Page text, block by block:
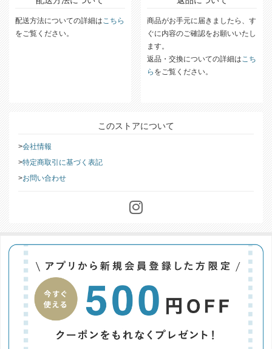
配送方法についての詳細はこちら
をご覧ください。
商品がお手元に届きましたら、す
ぐに内容のご確認をお願いいたし
ます。
返品・交換についての詳細はこち
ら をご覧ください。
このストアについて
会社情報
特定商取引に基づく表記
お問い合わせ